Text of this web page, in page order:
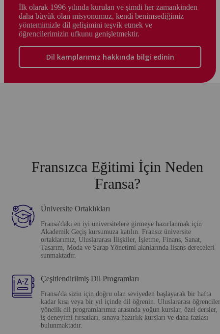
İlk olarak 1996 yılında kurulan ve şimdi her zamankinden
daha büyük olan misyonumuz, kendi benimsediğimiz
yöntemimizle dil gelişimini teşvik etmek ve
öğrencilerimizin ufkunu genişletmektir.
Dil kamplarımız hakkında bilgi edinin
Fransızca Eğitimi İçin Neden
Fransa?
Üniversite Ortaklıkları
Fransa'daki en iyi üniversitelere girmeye hazırlanmak için
Akademik Geçiş kursumuza katılın. Fransız üniversite
ortaklarımız, Uluslararası İlişkiler, İşletme, Finans, Sanat,
Tasarım, Moda ve Şarap Yönetimi alanlarında lisans dereceleri
sunmaktadır.
Çeşitlendirilmiş Dil Programları
Fransa'da sizin için doğru olan seviyeden başlayarak bir hafta
kadar kısa veya bir yıl içinde dil öğrenin. Uluslararası
yönelik dil programlarımız arasında yoğun kurslar, özel dersler,
iş deneyimi fırsatları, sınava hazırlık kursları ve daha fazlası
bulunmaktadır.